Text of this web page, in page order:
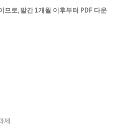
로, 발간 1개월 이후부터 PDF 다운
제